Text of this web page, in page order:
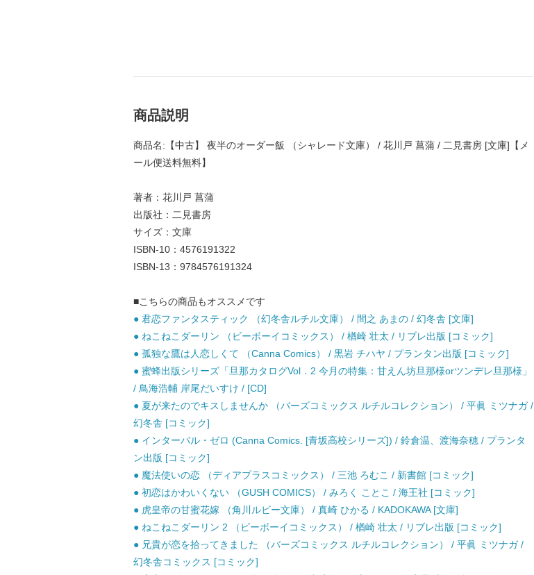
商品説明
商品名:【中古】 夜半のオーダー飯 （シャレード文庫） / 花川戸 菖蒲 / 二見書房 [文庫]【メ
ール便送料無料】
著者：花川戸 菖蒲
出版社：二見書房
サイズ：文庫
ISBN-10：4576191322
ISBN-13：9784576191324
■こちらの商品もオススメです
● 君恋ファンタスティック （幻冬舎ルチル文庫） / 間之 あまの / 幻冬舎 [文庫]
● ねこねこダーリン （ビーボーイコミックス） / 楢崎 壮太 / リブレ出版 [コミック]
● 孤独な鷹は人恋しくて （Canna Comics） / 黒岩 チハヤ / プランタン出版 [コミック]
● 蜜蜂出版シリーズ「旦那カタログVol．2 今月の特集：甘えん坊旦那様orツンデレ旦那様」
/ 鳥海浩輔 岸尾だいすけ / [CD]
● 夏が来たのでキスしませんか （バーズコミックス ルチルコレクション） / 平眞 ミツナガ /
幻冬舎 [コミック]
● インターバル・ゼロ (Canna Comics. [青坂高校シリーズ]) / 鈴倉温、渡海奈穂 / プランタ
ン出版 [コミック]
● 魔法使いの恋 （ディアプラスコミックス） / 三池 ろむこ / 新書館 [コミック]
● 初恋はかわいくない （GUSH COMICS） / みろく ことこ / 海王社 [コミック]
● 虎皇帝の甘蜜花嫁 （角川ルビー文庫） / 真崎 ひかる / KADOKAWA [文庫]
● ねこねこダーリン 2 （ビーボーイコミックス） / 楢崎 壮太 / リブレ出版 [コミック]
● 兄貴が恋を拾ってきました （バーズコミックス ルチルコレクション） / 平眞 ミツナガ /
幻冬舎コミックス [コミック]